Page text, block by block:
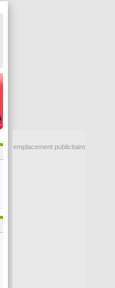
emplacement publicitaire